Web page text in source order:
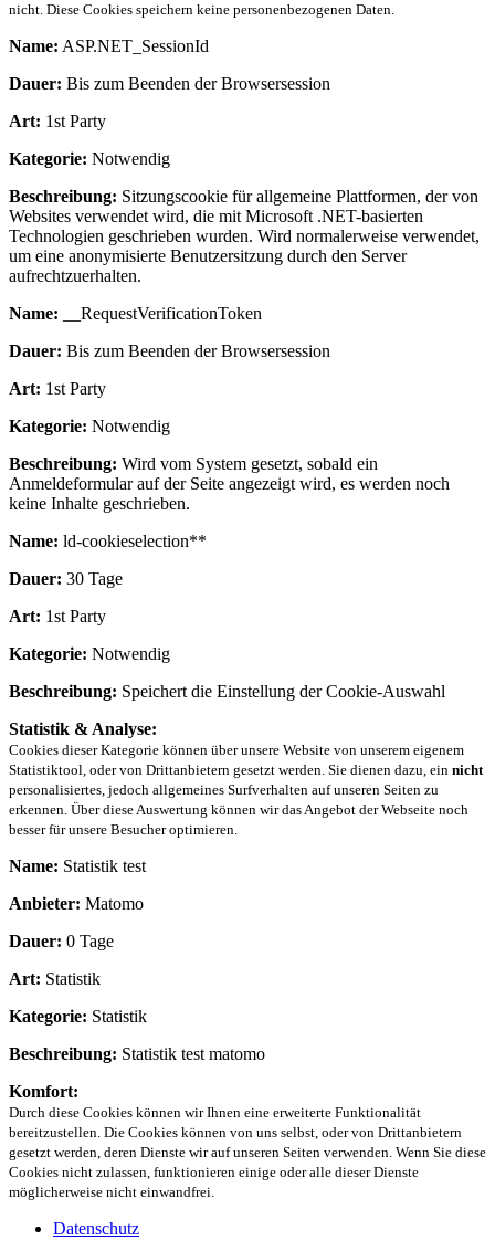
nicht. Diese Cookies speichern keine personenbezogenen Daten.
Name: ASP.NET_SessionId
Dauer: Bis zum Beenden der Browsersession
Art: 1st Party
Kategorie: Notwendig
Beschreibung: Sitzungscookie für allgemeine Plattformen, der von
Websites verwendet wird, die mit Microsoft .NET-basierten
Technologien geschrieben wurden. Wird normalerweise verwendet,
um eine anonymisierte Benutzersitzung durch den Server
aufrechtzuerhalten.
Name: __RequestVerificationToken
Dauer: Bis zum Beenden der Browsersession
Art: 1st Party
Kategorie: Notwendig
Beschreibung: Wird vom System gesetzt, sobald ein
Anmeldeformular auf der Seite angezeigt wird, es werden noch
keine Inhalte geschrieben.
Name: ld-cookieselection**
Dauer: 30 Tage
Art: 1st Party
Kategorie: Notwendig
Beschreibung: Speichert die Einstellung der Cookie-Auswahl
Statistik & Analyse:
Cookies dieser Kategorie können über unsere Website von unserem eigenem
Statistiktool, oder von Drittanbietern gesetzt werden. Sie dienen dazu, ein nicht
personalisiertes, jedoch allgemeines Surfverhalten auf unseren Seiten zu
erkennen. Über diese Auswertung können wir das Angebot der Webseite noch
besser für unsere Besucher optimieren.
Name: Statistik test
Anbieter: Matomo
Dauer: 0 Tage
Art: Statistik
Kategorie: Statistik
Beschreibung: Statistik test matomo
Komfort:
Durch diese Cookies können wir Ihnen eine erweiterte Funktionalität
bereitzustellen. Die Cookies können von uns selbst, oder von Drittanbietern
gesetzt werden, deren Dienste wir auf unseren Seiten verwenden. Wenn Sie diese
Cookies nicht zulassen, funktionieren einige oder alle dieser Dienste
möglicherweise nicht einwandfrei.
Datenschutz